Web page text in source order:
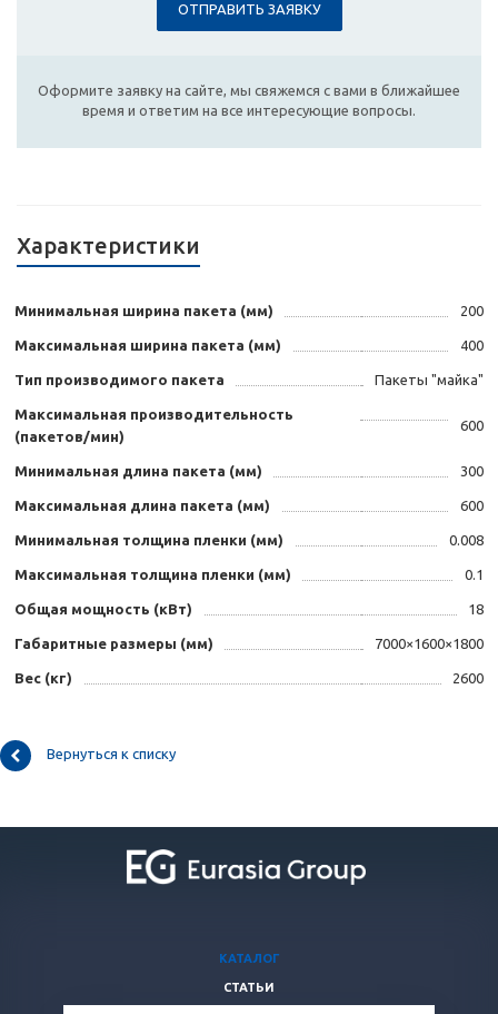
ОТПРАВИТЬ ЗАЯВКУ
Оформите заявку на сайте, мы свяжемся с вами в ближайшее
время и ответим на все интересующие вопросы.
Характеристики
Минимальная ширина пакета (мм) 200
Максимальная ширина пакета (мм) 400
Тип производимого пакета Пакеты "майка"
Максимальная производительность
(пакетов/мин)
600
Минимальная длина пакета (мм) 300
Максимальная длина пакета (мм) 600
Минимальная толщина пленки (мм) 0.008
Максимальная толщина пленки (мм) 0.1
Общая мощность (кВт) 18
Габаритные размеры (мм) 7000×1600×1800
Вес (кг) 2600
Вернуться к списку
КАТАЛОГ
СТАТЬИ